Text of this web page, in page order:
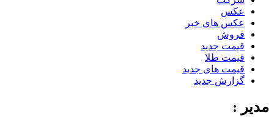
عکس
عکس های خبر
فروش
قیمت جدید
قیمت طلا
قیمت های جدید
گزارش جدید
مدیر :